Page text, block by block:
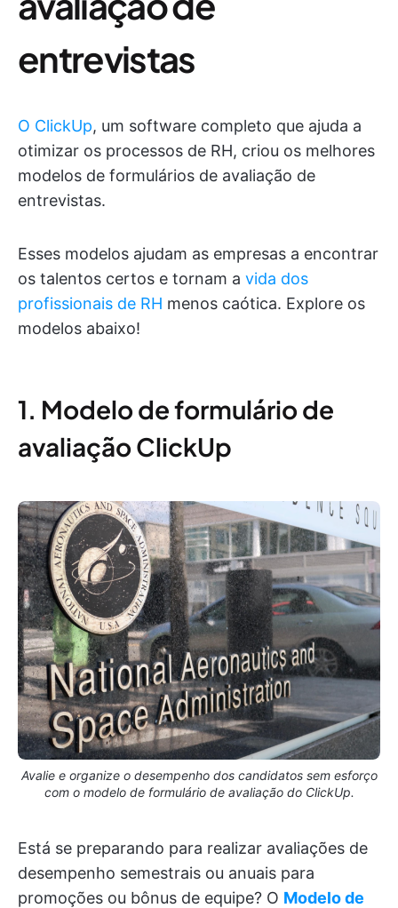
entrevistas
O ClickUp, um software completo que ajuda a
otimizar os processos de RH, criou os melhores
modelos de formulários de avaliação de
entrevistas.
Esses modelos ajudam as empresas a encontrar
os talentos certos e tornam a vida dos
profissionais de RH menos caótica. Explore os
modelos abaixo!
1. Modelo de formulário de
avaliação ClickUp
Avalie e organize o desempenho dos candidatos sem esforço
com o modelo de formulário de avaliação do ClickUp.
Está se preparando para realizar avaliações de
desempenho semestrais ou anuais para
promoções ou bônus de equipe? O Modelo de